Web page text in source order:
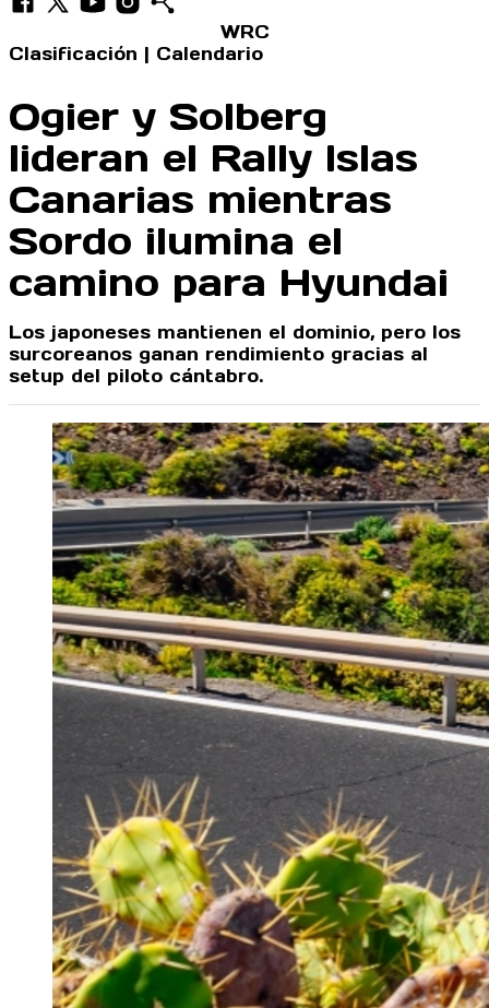
WRC
Clasificación | Calendario
Ogier y Solberg
lideran el Rally Islas
Canarias mientras
Sordo ilumina el
camino para Hyundai
Los japoneses mantienen el dominio, pero los
surcoreanos ganan rendimiento gracias al
setup del piloto cántabro.